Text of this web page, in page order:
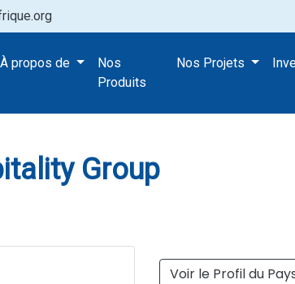
À propos de
Nos
Produits
Nos Projets
Group
Group
Voir le Profil du